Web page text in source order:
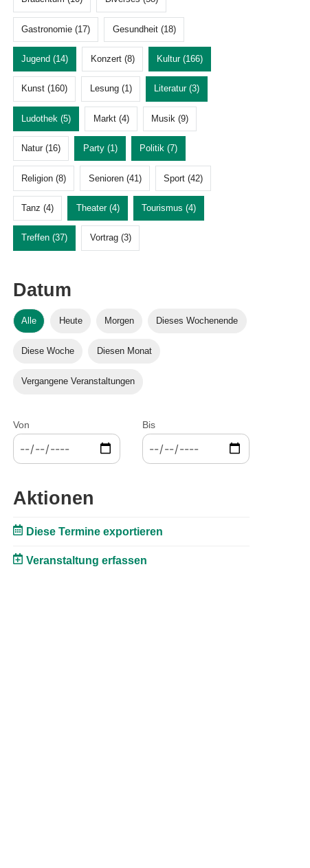
Gastronomie (17) Gesundheit (18)
Jugend (14) Konzert (8) Kultur (166)
Kunst (160) Lesung (1) Literatur (3)
Ludothek (5) Markt (4) Musik (9)
Natur (16) Party (1) Politik (7)
Religion (8) Senioren (41) Sport (42)
Tanz (4) Theater (4) Tourismus (4)
Treffen (37) Vortrag (3)
Datum
Alle Heute Morgen Dieses Wochenende
Diese Woche Diesen Monat
Vergangene Veranstaltungen
Von Bis
Aktionen
Diese Termine exportieren
Veranstaltung erfassen